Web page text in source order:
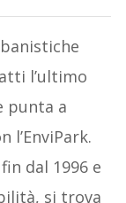
l’ultimo
punta a
l’EnviPark.
dal 1996 e
si trova